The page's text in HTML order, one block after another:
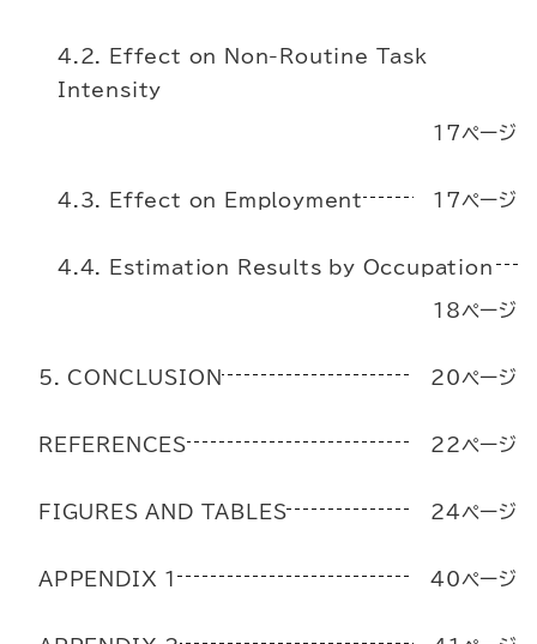
4.2. Effect on Non-Routine Task
Intensity
17ページ
4.3. Effect on Employment 17ページ
4.4. Estimation Results by Occupation
18ページ
5. CONCLUSION 20ページ
REFERENCES 22ページ
FIGURES AND TABLES 24ページ
APPENDIX 1 40ページ